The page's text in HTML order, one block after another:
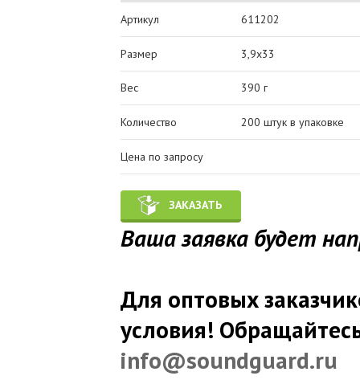
Артикул 611202
Размер 3,9х33
Вес 390 г
Количество 200 штук в упаковке
Цена по запросу
ЗАКАЗАТЬ
Ваша заявка будет
Для оптовых
условия!
info@soundguard.ru